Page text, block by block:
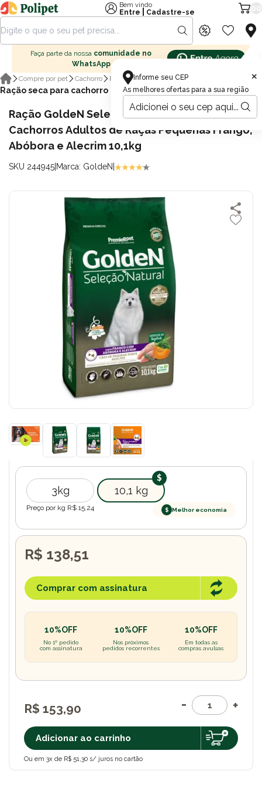
Informe seu CEP
As melhores ofertas para a sua região
×
Bem vindo
Entre
Cadastre-se
Faça parte da nossa comunidade no
WhatsApp
Compre por pet
Cachorro Ração para cachorro
Ração seca para cachorro
Ração GoldeN Seleção Natural Mini Bits
Cachorros Adultos de Raças Pequenas Frango,
Abóbora e Alecrim 10,1kg
SKU 244945 Marca: GoldeN
3kg 10,1 kg
Preço por kg R$ 15,24 $ Melhor economia
R$ 153,90
Adicionar ao carrinho
Ou em 3x de R$ 51,30 s/ juros no cartão
R$ 138,51
Comprar com assinatura
10%OFF
No 1º pedido
com assinatura
10%OFF
Nos próximos
pedidos recorrentes
10%OFF
Em todas as
compras avulsas